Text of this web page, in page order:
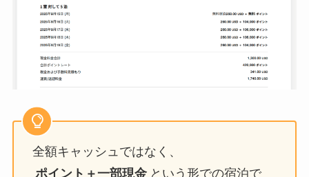
全額キャッシュではなく、
ポイント＋一部現金 という形での宿泊で